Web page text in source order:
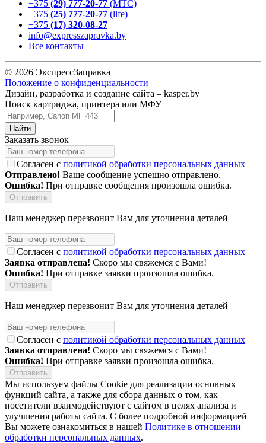
+375 (29) 777-20-77 (МТС)
+375 (25) 777-20-77 (life)
+375 (17) 320-08-27
info@expresszapravka.by
Все контакты
© 2026 ЭкспрессЗаправка
Положение о конфиденциальности
Дизайн, разработка и создание сайта – kasper.by
Поиск картриджа, принтера или МФУ
Заказать звонок
Согласен с политикой обработки персональных данных
Отправлено! Ваше сообщение успешно отправлено.
Ошибка! При отправке сообщения произошла ошибка.
Наш менеджер перезвонит Вам для уточнения деталей
Согласен с политикой обработки персональных данных
Заявка отправлена! Скоро мы свяжемся с Вами!
Ошибка! При отправке заявки произошла ошибка.
Наш менеджер перезвонит Вам для уточнения деталей
Согласен с политикой обработки персональных данных
Заявка отправлена! Скоро мы свяжемся с Вами!
Ошибка! При отправке заявки произошла ошибка.
Мы используем файлы Cookie для реализации основных
функций сайта, а также для сбора данных о том, как
посетители взаимодействуют с сайтом в целях анализа и
улучшения работы сайта. С более подробной информацией
Вы можете ознакомиться в нашей Политике в отношении
обработки персональных данных.